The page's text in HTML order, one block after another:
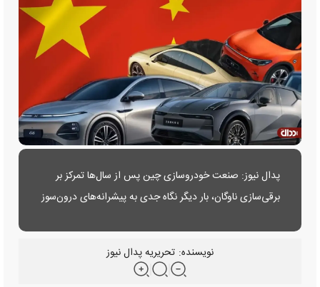
پدال نیوز: صنعت خودروسازی چین پس از سال‌ها تمرکز بر
برقی‌سازی ناوگان، بار دیگر نگاه جدی به پیشرانه‌های درون‌سوز
نویسنده: تحریریه پدال نیوز